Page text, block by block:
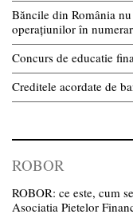
Băncile din România
operațiunilor în numerar
Concurs de educatie
Creditele acordate de
ROBOR
ROBOR: ce este, cum
Asociatia Pietelor